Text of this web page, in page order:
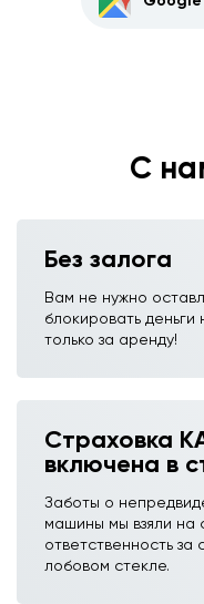
С
Без залога
Вам не нужно
блокировать деньги
только за аренду!
Страховка
включена в
Заботы о
машины мы взяли на
ответственность за
лобовом стекле.